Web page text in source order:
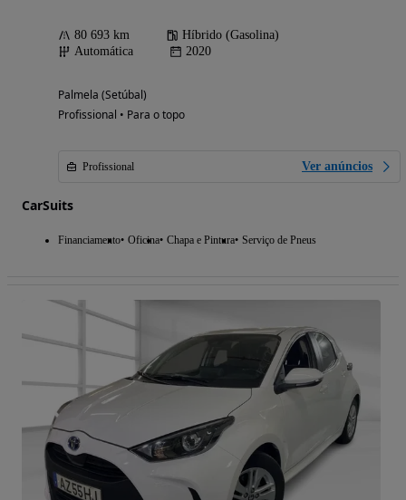
80 693 km
Híbrido (Gasolina)
Automática
2020
Palmela (Setúbal)
Profissional • Para o topo
Profissional Ver anúncios
CarSuits
Financiamento Oficina Chapa e Pintura Serviço de Pneus